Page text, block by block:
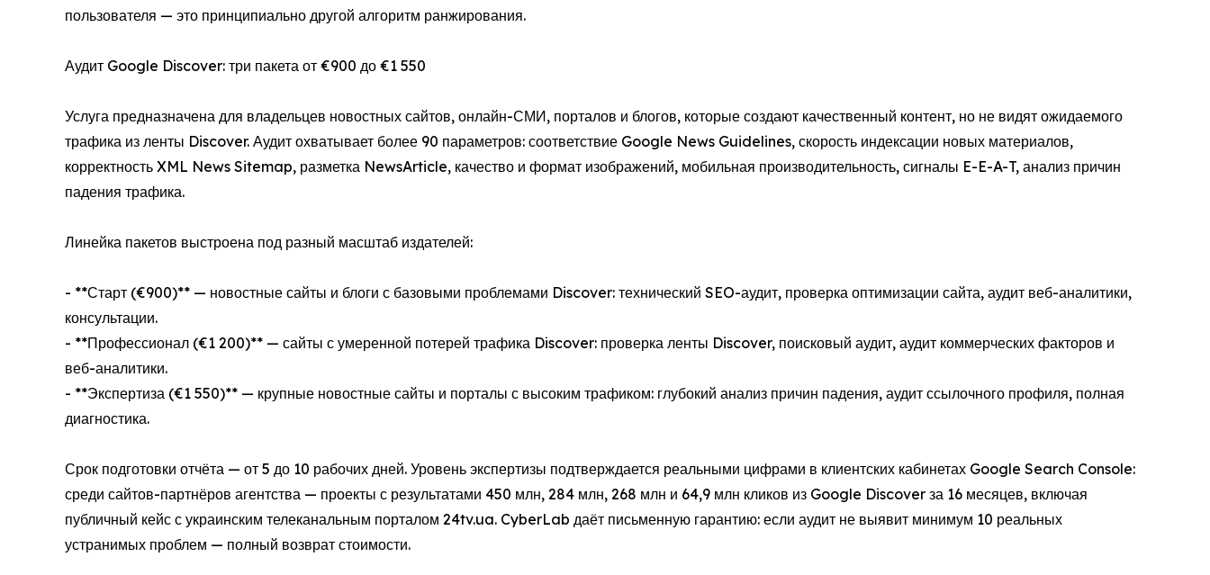
пользователя — это принципиально другой алгоритм ранжирования.
Аудит Google Discover: три пакета от €900 до €1 550
Услуга предназначена для владельцев новостных сайтов, онлайн-СМИ, порталов и блогов, которые создают качественный контент, но не видят ожидаемого
трафика из ленты Discover. Аудит охватывает более 90 параметров: соответствие Google News Guidelines, скорость индексации новых материалов,
корректность XML News Sitemap, разметка NewsArticle, качество и формат изображений, мобильная производительность, сигналы E-E-A-T, анализ причин
падения трафика.
Линейка пакетов выстроена под разный масштаб издателей:
- **Старт (€900)** — новостные сайты и блоги с базовыми проблемами Discover: технический SEO-аудит, проверка оптимизации сайта, аудит веб-аналитики,
консультации.
- **Профессионал (€1 200)** — сайты с умеренной потерей трафика Discover: проверка ленты Discover, поисковый аудит, аудит коммерческих факторов и
веб-аналитики.
- **Экспертиза (€1 550)** — крупные новостные сайты и порталы с высоким трафиком: глубокий анализ причин падения, аудит ссылочного профиля, полная
диагностика.
Срок подготовки отчёта — от 5 до 10 рабочих дней. Уровень экспертизы подтверждается реальными цифрами в клиентских кабинетах Google Search Console:
среди сайтов-партнёров агентства — проекты с результатами 450 млн, 284 млн, 268 млн и 64,9 млн кликов из Google Discover за 16 месяцев, включая
публичный кейс с украинским телеканальным порталом 24tv.ua. CyberLab даёт письменную гарантию: если аудит не выявит минимум 10 реальных
устранимых проблем — полный возврат стоимости.